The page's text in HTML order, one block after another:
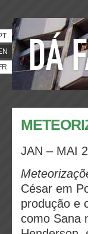
JAN – MAI
César em
produção e
como Sana